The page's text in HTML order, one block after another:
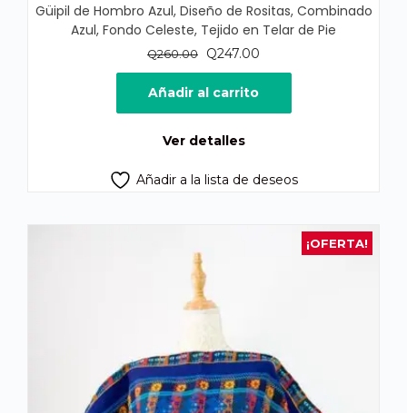
Güipil de Hombro Azul, Diseño de Rositas, Combinado
Azul, Fondo Celeste, Tejido en Telar de Pie
Q260.00
El
precio
original
era:
Q247.00
precio
es:
Añadir al carrito
Ver detalles
Añadir a la lista de deseos
¡OFERTA!